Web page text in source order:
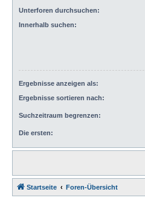
Unterforen durchsuchen:
Innerhalb suchen:
Ergebnisse anzeigen als:
Ergebnisse sortieren nach:
Suchzeitraum begrenzen:
Die ersten:
Startseite Foren-Übersicht